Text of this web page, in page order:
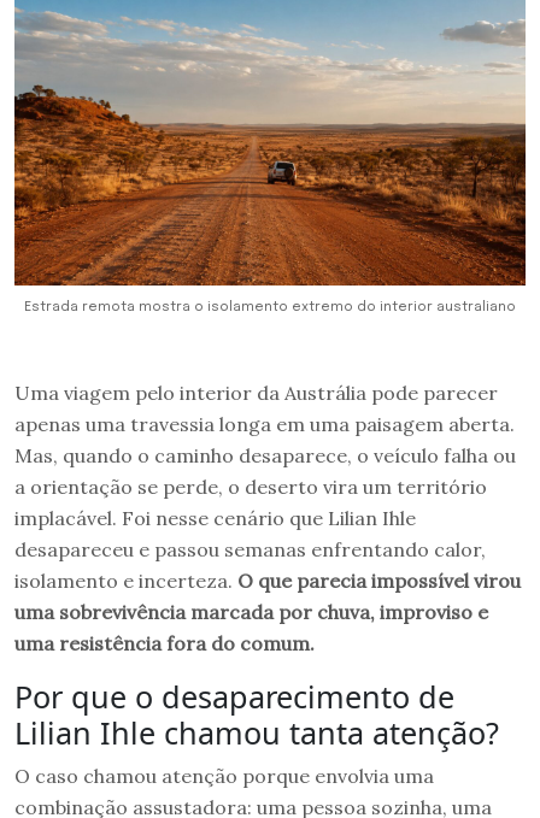
Estrada remota mostra o isolamento extremo do interior australiano
Uma viagem pelo interior da Austrália pode parecer
apenas uma travessia longa em uma paisagem aberta.
Mas, quando o caminho desaparece, o veículo falha ou
a orientação se perde, o deserto vira um território
implacável. Foi nesse cenário que Lilian Ihle
desapareceu e passou semanas enfrentando calor,
isolamento e incerteza. O que parecia impossível virou
uma sobrevivência marcada por chuva, improviso e
uma resistência fora do comum.
Por que o desaparecimento de
Lilian Ihle chamou tanta atenção?
O caso chamou atenção porque envolvia uma
combinação assustadora: uma pessoa sozinha, uma